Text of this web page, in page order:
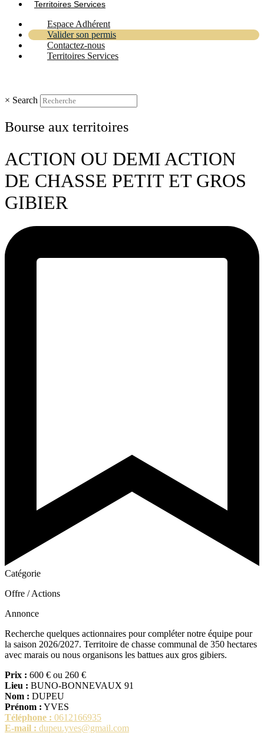
Territoires Services
Espace Adhérent
Valider son permis
Contactez-nous
Territoires Services
× Search
Bourse aux territoires
ACTION OU DEMI ACTION
DE CHASSE PETIT ET GROS
GIBIER
Catégorie
Offre / Actions
Annonce
Recherche quelques actionnaires pour compléter notre équipe pour
la saison 2026/2027. Territoire de chasse communal de 350 hectares
avec marais ou nous organisons les battues aux gros gibiers.
Prix : 600 € ou 260 €
Lieu : BUNO-BONNEVAUX 91
Nom : DUPEU
Prénom : YVES
Téléphone : 0612166935
E-mail : dupeu.yves@gmail.com